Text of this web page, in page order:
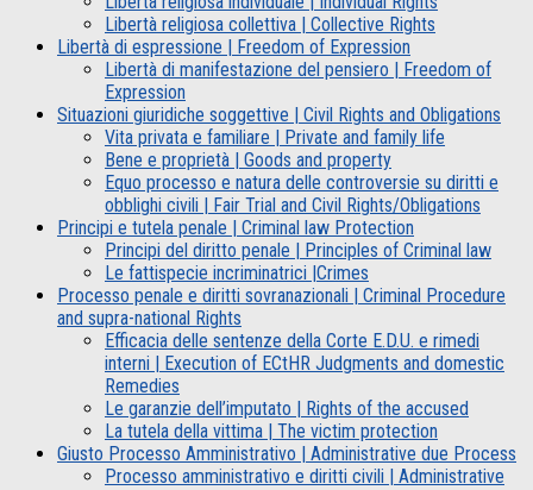
Libertà religiosa collettiva | Collective Rights
Libertà di espressione | Freedom of Expression
Libertà di manifestazione del pensiero | Freedom of
Expression
Situazioni giuridiche soggettive | Civil Rights and Obligations
Vita privata e familiare | Private and family life
Bene e proprietà | Goods and property
Equo processo e natura delle controversie su diritti e
obblighi civili | Fair Trial and Civil Rights/Obligations
Principi e tutela penale | Criminal law Protection
Principi del diritto penale | Principles of Criminal law
Le fattispecie incriminatrici |Crimes
Processo penale e diritti sovranazionali | Criminal Procedure
and supra-national Rights
Efficacia delle sentenze della Corte E.D.U. e rimedi
interni | Execution of ECtHR Judgments and domestic
Remedies
Le garanzie dell’imputato | Rights of the accused
La tutela della vittima | The victim protection
Giusto Processo Amministrativo | Administrative due Process
Processo amministrativo e diritti civili | Administrative